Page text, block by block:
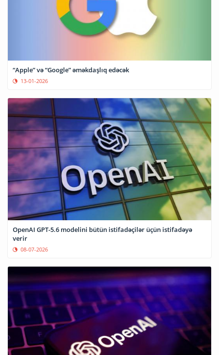
“Apple” və “Google” əməkdaşlıq edəcək
13-01-2026
OpenAI GPT-5.6 modelini bütün istifadəçilər üçün istifadəyə
verir
08-07-2026